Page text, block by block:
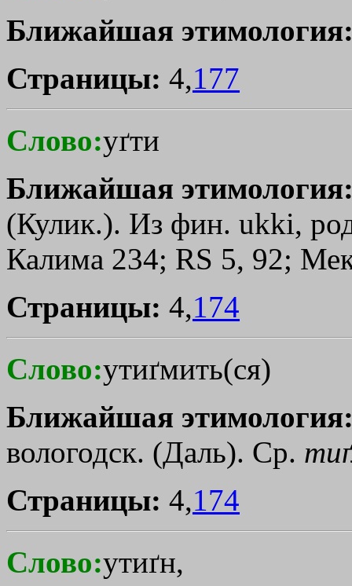
Ближайшая
Страницы: 4,177
Слово:уґти
Ближайшая
(Кулик.). Из фин. ukki,
Калима 234; RS 5, 92;
Страницы: 4,174
Слово:утиґмить(ся)
Ближайшая
вологодск. (Даль). Ср.
Страницы: 4,174
Слово:утиґн,